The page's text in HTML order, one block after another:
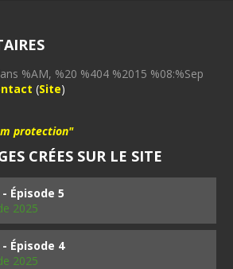
%AM, %20 %404 %2015 %08:%Sep
(Site)
protection"
CRÉES SUR LE SITE
Épisode 5
2025
Épisode 4
2025